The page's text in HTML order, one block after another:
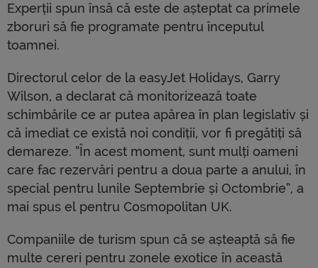
Experții spun însă că este de așteptat ca primele
zboruri să fie programate pentru începutul
toamnei.
Directorul celor de la easyJet Holidays, Garry
Wilson, a declarat că monitorizează toate
schimbările ce ar putea apărea în plan legislativ și
că imediat ce există noi condiții, vor fi pregătiți să
demareze. “În acest moment, sunt mulți oameni
care fac rezervări pentru a doua parte a anului, în
special pentru lunile Septembrie și Octombrie”, a
mai spus el pentru Cosmopolitan UK.
Companiile de turism spun că se așteaptă să fie
multe cereri pentru zonele exotice în această